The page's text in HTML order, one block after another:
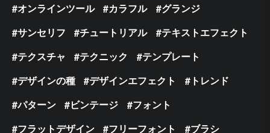
オンラインツール
カラフル
グランジ
サンセリフ
チュートリアル
テキストエフェクト
テクスチャ
テクニック
テンプレート
デザインの種
デザインエフェクト
トレンド
パターン
ビンテージ
フォント
フラットデザイン
フリーフォント
ブラシ